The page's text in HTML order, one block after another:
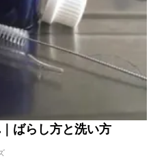
ばらし方と洗い方